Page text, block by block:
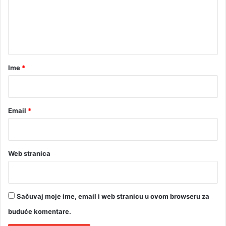
rIme *
Email *
Web stranica
Sačuvaj moje ime, email i web stranicu u ovom browseru za
buduće komentare.